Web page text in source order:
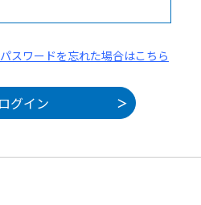
パスワードを忘れた場合はこちら